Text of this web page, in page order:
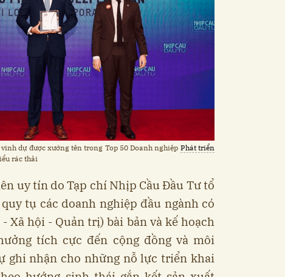
dự được xướng tên trong Top 50 Doanh nghiệp Phát triển
rác thải
uy tín do Tạp chí Nhịp Cầu Đầu Tư tổ
tụ các doanh nghiệp đầu ngành có
Xã hội - Quản trị) bài bản và kế hoạch
tích cực đến cộng đồng và môi
ghi nhận cho những nỗ lực triển khai